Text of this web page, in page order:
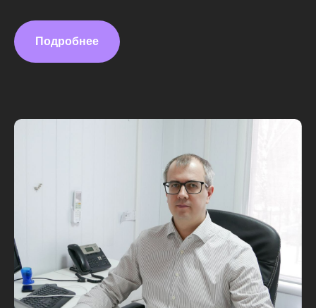
Подробнее
Согласие на обработку
Отдел подбора персонала АО "Микрон"
8-800-200-71-29
pro@mikron.ru
Сделано с любовью на Микроне